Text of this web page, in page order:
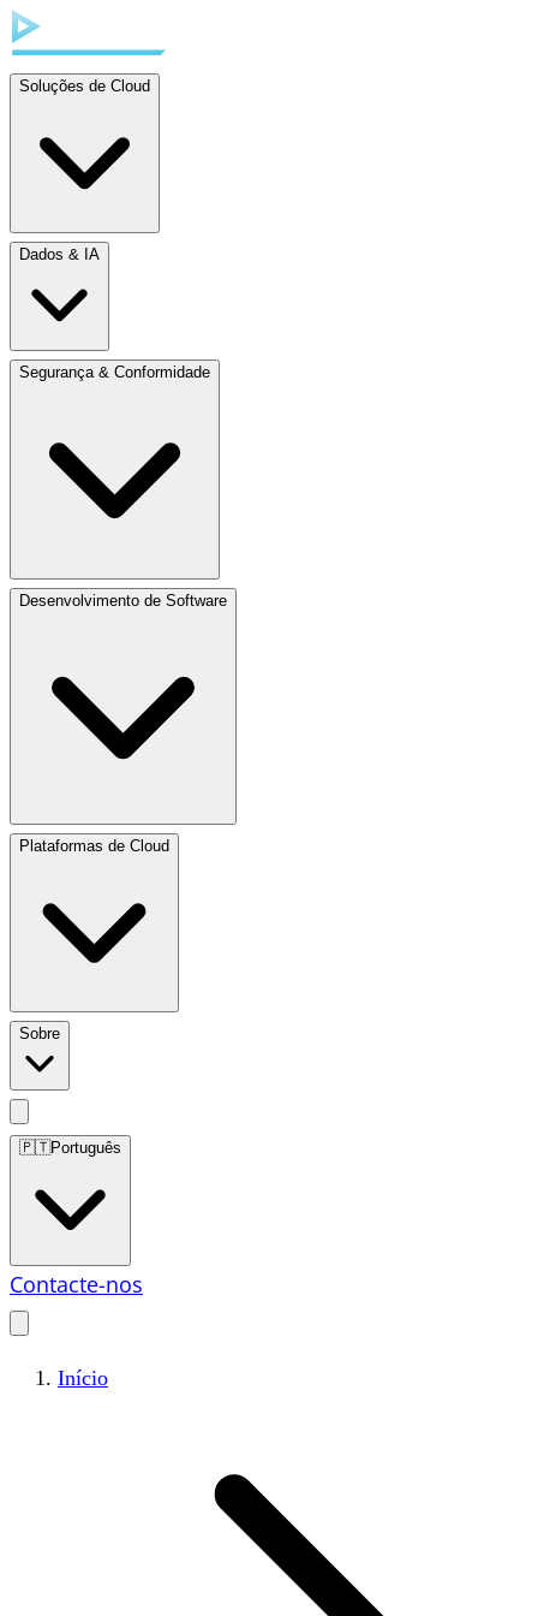
Soluções de Cloud
Dados & IA
Segurança & Conformidade
Desenvolvimento de Software
Plataformas de Cloud
Sobre
🇵🇹Português
Contacte-nos
Início